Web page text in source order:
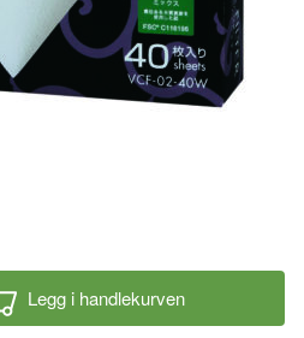
Legg i handlekurven